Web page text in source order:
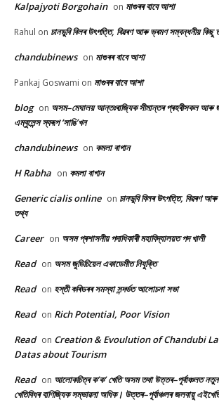
Kalpajyoti Borgohain on মাগুৰৰ বাবে আশা
Rahul on চানডুবি বিলৰ উৎপত্তি, বিৱৰণ আৰু ভ্ৰমণ সম্বন্ধনীয় কিছু
chandubinews on মাগুৰৰ বাবে আশা
Pankaj Goswami on মাগুৰৰ বাবে আশা
blog on অসম–মেঘালয় আন্তঃৰাজ্যিক সীমান্তৰ প্ৰহৰীসকল আৰু
এম্বুলেন্স স্বৰূপ ‘সাঙি’খন
chandubinews on কমলা বাগান
H Rabha on কমলা বাগান
Generic cialis online on চানডুবি বিলৰ উৎপত্তি, বিৱৰণ
তথ্য
Career on অসম প্ৰশাসনীয় পদাধিকাৰী মহাবিদ্যালয়ত পদ খালী
Read on অসম জুডিচিয়েল একাডেমীত নিযুক্তি
Read on হস্তী কৰিডৰৰ সমস্যা সন্দৰ্ভত আলোচনা সভা
Read on Rich Potential, Poor Vision
Read on Creation & Evoulution of Chandubi
Datas about Tourism
Read on আলোকচিত্ৰ ক’ক’ খেতি অসম তথা উত্তৰ–পূৰ্বাঞ্চলত
খেতিবিধৰ বাণিজ্যিক সম্ভাৱনা অধিক। উত্তৰ–পূৰ্বাঞ্চলৰ জলবায়ু